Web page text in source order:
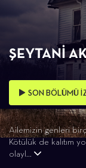
ŞEYTANI
SON BÖLÜMÜ
Ailemizin genleri
Kötülük de kalıtım
olayl...